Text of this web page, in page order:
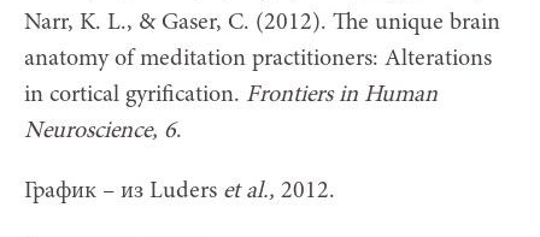
Narr, K. L., & Gaser, C. (2012). The unique brain
anatomy of meditation practitioners: Alterations
in cortical gyrification. Frontiers in Human
Neuroscience, 6.
График – из Luders et al., 2012.